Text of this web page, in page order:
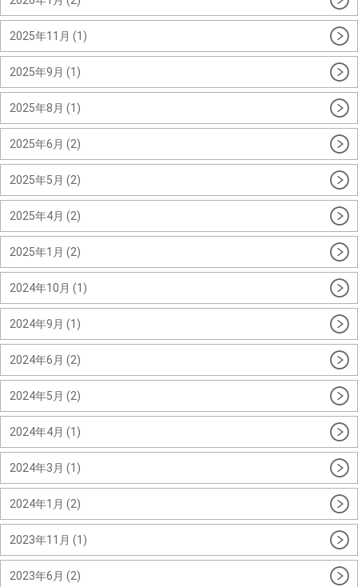
2025年11月 (1)
2025年9月 (1)
2025年8月 (1)
2025年6月 (2)
2025年5月 (2)
2025年4月 (2)
2025年1月 (2)
2024年10月 (1)
2024年9月 (1)
2024年6月 (2)
2024年5月 (2)
2024年4月 (1)
2024年3月 (1)
2024年1月 (2)
2023年11月 (1)
2023年6月 (2)